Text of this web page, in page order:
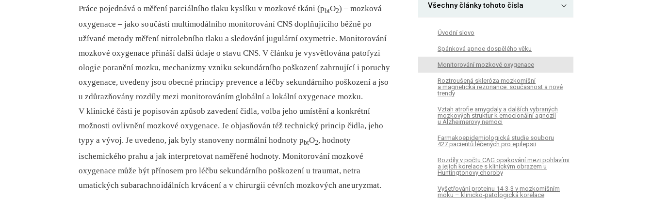
Práce pojednává o měření parci álního tlaku kyslíku v mozkové tkáni (pbtO2) –⁠ mozková
oxygenace –⁠ jako so učásti multimodálního monitorování CNS doplňujícího běžně po
užívané metody měření nitrolebního tlaku a sledování jugulární oxymetri e. Monitorování
mozkové oxygenace přináší další údaje o stavu CNS. V článku je vysvětlována patofyzi
ologi e poranění mozku, mechanizmy vzniku sekundárního poškození zahrnující i poruchy
oxygenace, uvedeny jso u obecné principy prevence a léčby sekundárního poškození a jso
u zdůrazňovány rozdíly mezi monitorováním globální a lokální oxygenace mozku.
V klinické části je popisován způsob zavedení čidla, volba jeho umístění a konkrétní
možnosti ovlivnění mozkové oxygenace. Je objasňován též technický princip čidla, jeho
typy a vývoj. Je uvedeno, jak byly stanoveny normální hodnoty pbtO2, hodnoty
ischemického prahu a jak interpretovat naměřené hodnoty. Monitorování mozkové
oxygenace může být přínosem pro léčbu sekundárního poškození u tra umat, netra
umatických subarachno idálních krvácení a v chirurgii cévních mozkových ane uryzmat.
Všechny články tohoto čísla
Úvodní slovo
Spánková apnoe dospělého věku
Monitorování mozkové oxygenace
Roztroušená skleróza mozkomíšní
a magnetická rezonance: současnost a nové
trendy
Vztah atrofie amygdaly a dalších vybraných
mozkových struktur k emocionální agnozii
u Alzheimerovy nemoci
Farmakoepidemiologická studie souboru
427 pacientů léčených pro epilepsii
Rozdíly v počtu CAG opakování mezi pohlavími
a jejich korelace s klinickým obrazem u
Huntingtonovy choroby
Vyšetřování proteinu 14-3-3 v mozkomíšním
moku – klinicko‑patologická korelace